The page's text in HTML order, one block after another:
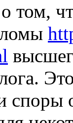
том,
споры